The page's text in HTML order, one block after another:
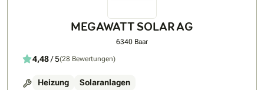
MEGAWATT SOLAR AG
6340 Baar
4,48/ 5(28 Bewertungen)
Heizung
Solaranlagen